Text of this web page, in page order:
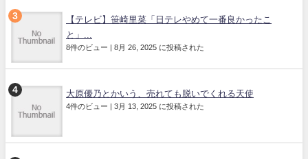
【テレビ】笹崎里菜「日テレやめて一番良かったこ
と」...
8件のビュー | 8月 26, 2025 に投稿された
大原優乃とかいう、売れても脱いでくれる天使
4件のビュー | 3月 13, 2025 に投稿された